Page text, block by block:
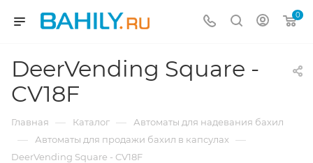
0
DeerVending Square -
CV18F
Главная — Каталог — Автоматы для надевания бахил
— Автоматы для продажи бахил в капсулах —
DeerVending Square - CV18F